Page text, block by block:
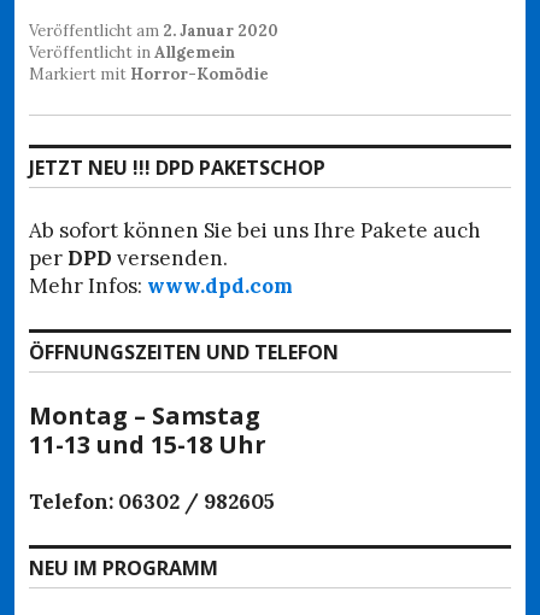
Veröffentlicht am 2. Januar 2020
Veröffentlicht inAllgemein
Markiert mit Horror-Komödie
JETZT NEU !!! DPD PAKETSCHOP
Ab sofort können Sie bei uns Ihre Pakete auch
per DPD versenden.
Mehr Infos: www.dpd.com
ÖFFNUNGSZEITEN UND TELEFON
Montag – Samstag
11-13 und 15-18 Uhr
Telefon: 06302 / 982605
NEU IM PROGRAMM